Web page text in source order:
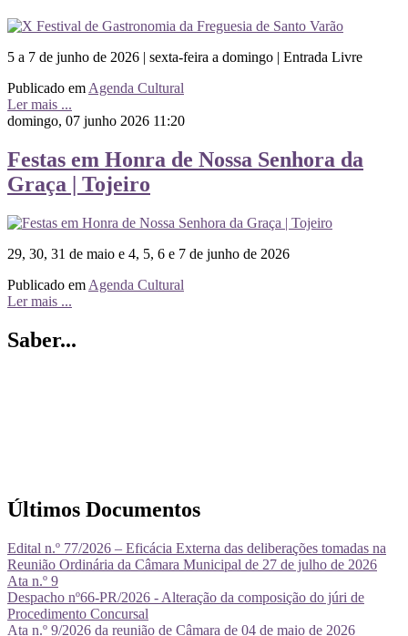
5 a 7 de junho de 2026 | sexta-feira a domingo | Entrada Livre
Publicado em Agenda Cultural
Ler mais ...
domingo, 07 junho 2026 11:20
Festas em Honra de Nossa Senhora da
Graça | Tojeiro
29, 30, 31 de maio e 4, 5, 6 e 7 de junho de 2026
Publicado em Agenda Cultural
Ler mais ...
Saber...
Últimos Documentos
Edital n.º 77/2026 – Eficácia Externa das deliberações tomadas na
Reunião Ordinária da Câmara Municipal de 27 de julho de 2026
Ata n.º 9
Despacho nº66-PR/2026 - Alteração da composição do júri de
Procedimento Concursal
Ata n.º 9/2026 da reunião de Câmara de 04 de maio de 2026